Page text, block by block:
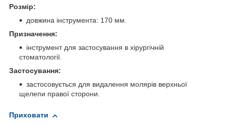
Розмір:
довжина інструмента: 170 мм.
Призначення:
інструмент для застосування в хірургічній
стоматології.
Застосування:
застосовується для видалення молярів верхньої
щелепи правої сторони.
Приховати